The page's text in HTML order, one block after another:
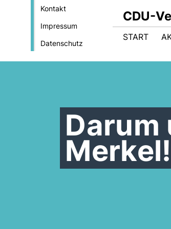
Kontakt
Impressum
Datenschutz
CDU-
START
Merkel!